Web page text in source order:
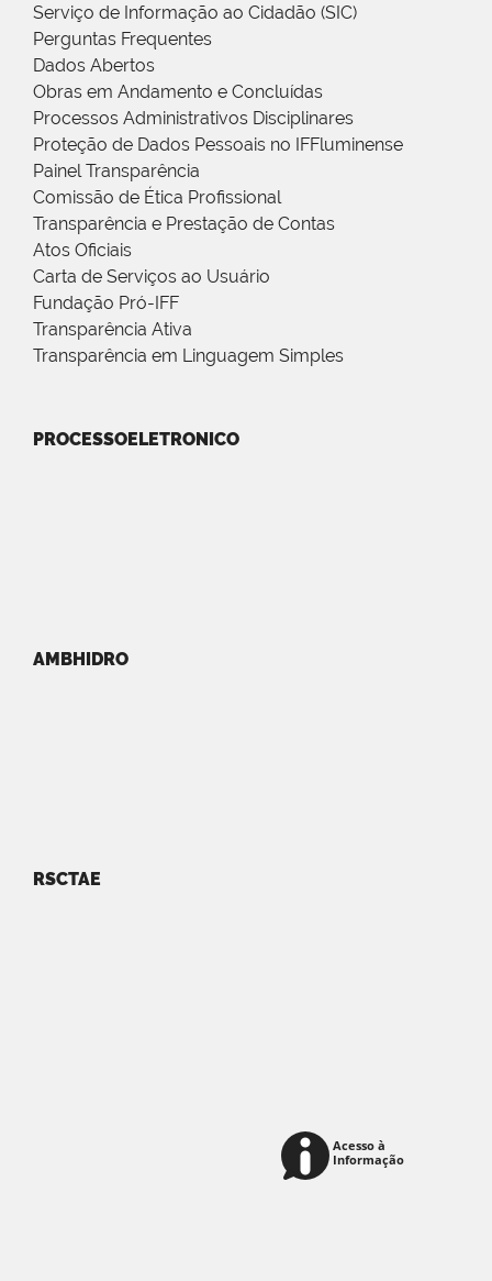
Serviço de Informação ao Cidadão (SIC)
Perguntas Frequentes
Dados Abertos
Obras em Andamento e Concluídas
Processos Administrativos Disciplinares
Proteção de Dados Pessoais no IFFluminense
Painel Transparência
Comissão de Ética Profissional
Transparência e Prestação de Contas
Atos Oficiais
Carta de Serviços ao Usuário
Fundação Pró-IFF
Transparência Ativa
Transparência em Linguagem Simples
PROCESSOELETRONICO
AMBHIDRO
RSCTAE